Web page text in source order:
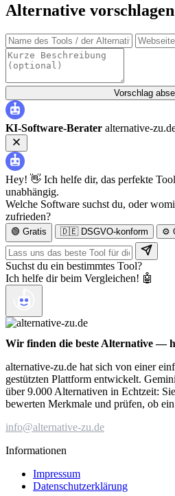
Alternative vorschlagen
Vorschlag
KI-Software-Berater alternative-
Hey! 👋 Ich helfe dir, das perfekte
unabhängig.
Welche Software suchst du, oder
zufrieden?
🟢 Gratis 🇩🇪 DSGVO-konform ⚙️
Suchst du ein bestimmtes Tool?
Ich helfe dir beim Vergleichen! 🤖
Wir finden die beste Alternative —
alternative-zu.de hat sich von einer
gestützten Plattform entwickelt.
über 9.000 Alternativen in Echtzeit:
bewerten Merkmale und prüfen, ob
info@alternative-zu.de
Informationen
Impressum
Datenschutzerklärung